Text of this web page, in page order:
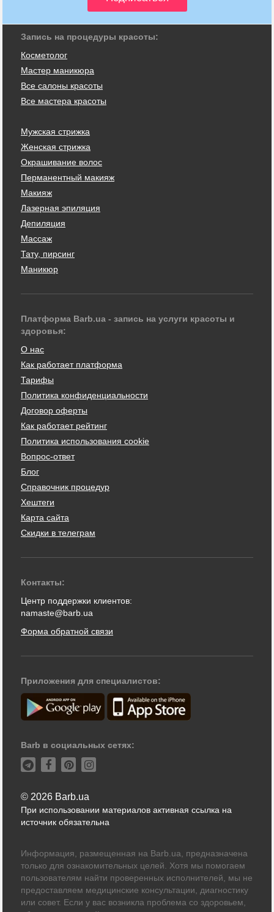
Запись на процедуры красоты:
Косметолог
Мастер маникюра
Все салоны красоты
Все мастера красоты
Мужская стрижка
Женская стрижка
Окрашивание волос
Перманентный макияж
Макияж
Лазерная эпиляция
Депиляция
Массаж
Тату, пирсинг
Маникюр
Платформа Barb.ua - запись на услуги красоты и
здоровья:
О нас
Как работает платформа
Тарифы
Политика конфиденциальности
Договор оферты
Как работает рейтинг
Политика использования cookie
Вопрос-ответ
Блог
Справочник процедур
Хештеги
Карта сайта
Скидки в телеграм
Контакты:
Центр поддержки клиентов:
namaste@barb.ua
Форма обратной связи
Приложения для специалистов:
Barb в социальных сетях:
© 2026 Barb.ua
При использовании материалов активная ссылка на
источник обязательна
Информация, размещенная на Barb.ua, предназначена
только для ознакомительных целей. Хотя мы помогаем
пользователям найти проверенных исполнителей, мы не
предоставляем медицинские консультации, диагностику
или совет. Если у вас возникла проблема со здоровьем,